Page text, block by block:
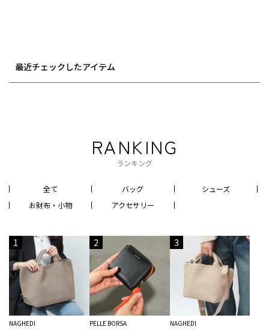
最近チェックしたアイテム
RANKING
ランキング
全て バッグ
シューズ
お財布・小物
アクセサリー
1
NAGHEDI
2
PELLE BORSA
3
NAGHEDI